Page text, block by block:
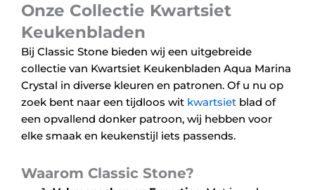
Onze Collectie Kwartsiet
Keukenbladen
Bij Classic Stone bieden wij een uitgebreide
collectie van Kwartsiet Keukenbladen Aqua Marina
Crystal in diverse kleuren en patronen. Of u nu op
zoek bent naar een tijdloos wit kwartsiet blad of
een opvallend donker patroon, wij hebben voor
elke smaak en keukenstijl iets passends.
Waarom Classic Stone?